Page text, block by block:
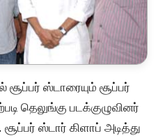
சூப்பர் ஸ்டாரையும் சூப்பர்
தெலுங்கு படக்குழுவினர்
ஸ்டார் கிளாப் அடித்து